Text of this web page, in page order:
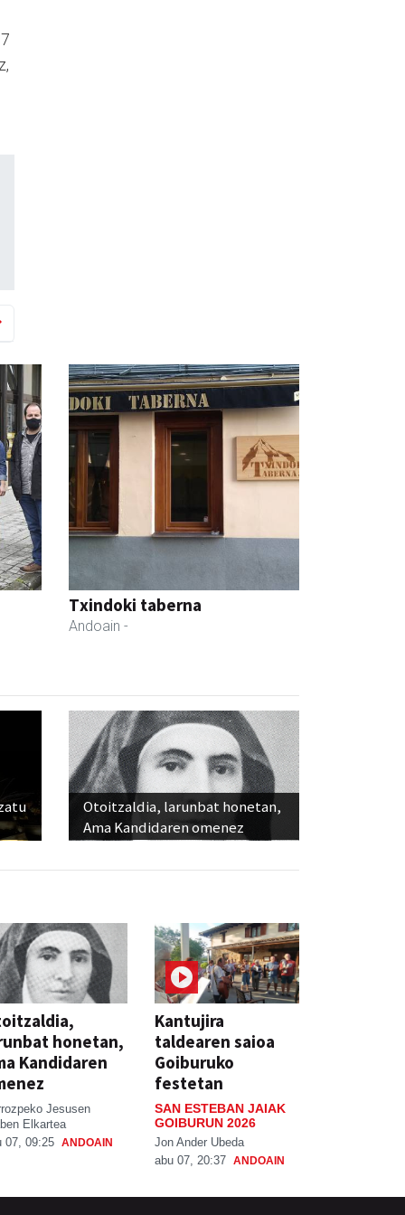
Txindoki taberna
Andoain -
Otoitzaldia, larunbat honetan,
Ama Kandidaren omenez
honetan,
Kandidaren
Jesusen
Elkartea
07, 09:25 ANDOAIN
Kantujira
taldearen saioa
Goiburuko
festetan
SAN ESTEBAN JAIAK
GOIBURUN 2026
Jon Ander Ubeda
abu 07, 20:37 ANDOAIN